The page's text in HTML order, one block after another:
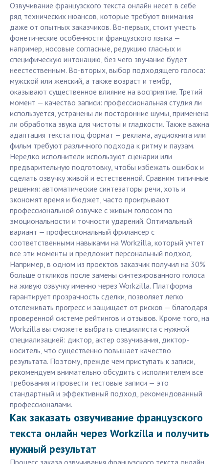
Озвучивание французского текста онлайн несет в себе
ряд технических нюансов, которые требуют внимания
даже от опытных заказчиков. Во-первых, стоит учесть
фонетические особенности французского языка —
например, носовые согласные, редукцию гласных и
специфическую интонацию, без чего звучание будет
неестественным. Во-вторых, выбор подходящего голоса:
мужской или женский, а также возраст и тембр,
оказывают существенное влияние на восприятие. Третий
момент — качество записи: профессиональная студия ли
используется, устранены ли посторонние шумы, применена
ли обработка звука для чистоты и гладкости. Также важна
адаптация текста под формат — реклама, аудиокнига или
фильм требуют различного подхода к ритму и паузам.
Нередко исполнители используют сценарии или
предварительную подготовку, чтобы избежать ошибок и
сделать озвучку живой и естественной. Сравним типичные
решения: автоматические синтезаторы речи, хоть и
экономят время и бюджет, часто проигрывают
профессиональной озвучке с живым голосом по
эмоциональности и точности ударений. Оптимальный
вариант — профессиональный фрилансер с
соответственными навыками на Workzilla, который учтет
все эти моменты и предложит персональный подход.
Например, в одном из проектов заказчик получил на 30%
больше откликов после замены синтезированного голоса
на живую озвучку именно через Workzilla. Платформа
гарантирует прозрачность сделки, позволяет легко
отслеживать прогресс и защищает от рисков — благодаря
проверенной системе рейтингов и отзывов. Кроме того, на
Workzilla вы сможете выбрать специалиста с нужной
специализацией: диктор, актер озвучивания, диктор-
носитель, что существенно повышает качество
результата. Поэтому, прежде чем приступать к записи,
рекомендуем внимательно обсудить с исполнителем все
требования и провести тестовые записи — это
стандартный и эффективный подход, рекомендованный
профессионалами.
Как заказать озвучивание французского
текста онлайн через Workzilla и получить
нужный результат